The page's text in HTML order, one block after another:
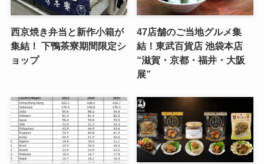
西京焼き弁当と新作小箱が
集結！ 下鴨茶寮期間限定シ
ョップ
47店舗のご当地グルメ集
結！東武百貨店 池袋本店
“滋賀・京都・福井・大阪
展”